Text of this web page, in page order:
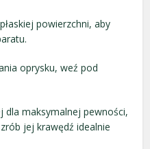
powierzchni, aby
oprysku, weź pod
dla maksymalnej pewności,
jej krawędź idealnie